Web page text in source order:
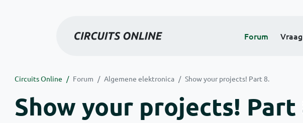
Forum
Circuits Online Forum Algemene elektronica Show your projects! Part 8.
Show your projects! Part